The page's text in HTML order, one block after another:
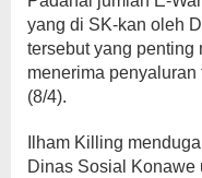
yang di SK-kan oleh
tersebut yang
menerima penyaluran
(8/4).
Ilham Killing
Dinas Sosial Konawe